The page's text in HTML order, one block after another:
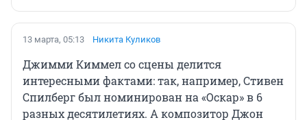
13 марта, 05:13 Никита Куликов
Джимми Киммел со сцены делится
интересными фактами: так, например, Стивен
Спилберг был номинирован на «Оскар» в 6
разных десятилетиях. А композитор Джон